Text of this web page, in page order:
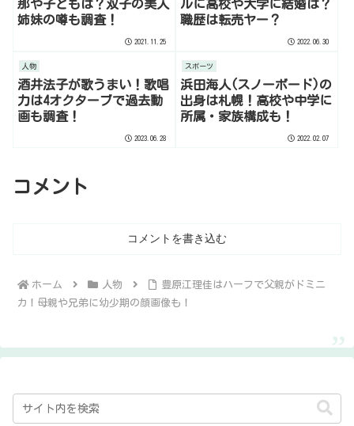
那や子どもは？双子の美人
姉妹の噂も調査！
2021.11.25
ルに高校や大学に結婚は？
職歴は転売ヤー？
2022.06.30
人物
酒井法子が歌うまい！歌唱
力は4オクターブで過去動
画も調査！
2023.06.28
スポーツ
浜田海人(スノーボード)の
出身は札幌！高校や中学に
所属・家族構成も！
2022.02.07
コメント
コメントを書き込む
ホーム 人物
豊原江理佳はハーフで父親がドミニ
カ！母親や兄弟に幼少期の顔画像も！